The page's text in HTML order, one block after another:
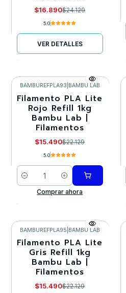
$16.890$24.129
5.0
VER DETALLES
-30%
BAMBUREFPLA93 BAMBU LAB
Filamento PLA Lite
Rojo Refill 1kg
Bambu Lab |
Filamentos
$15.490$22.129
5.0
Cantidad
Comprar ahora
-30%
BAMBUREFPLA95 BAMBU LAB
Filamento PLA Lite
Gris Refill 1kg
Bambu Lab |
Filamentos
$15.490$22.129